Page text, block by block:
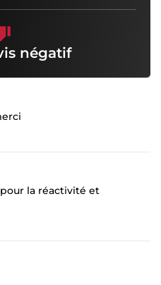
négatif
la réactivité et